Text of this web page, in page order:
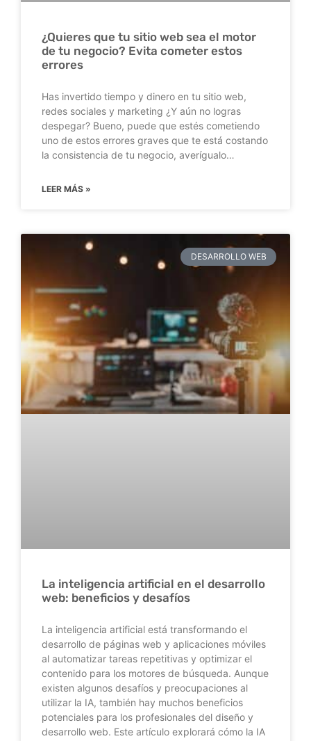
¿Quieres que tu sitio web sea el motor
de tu negocio? Evita cometer estos
errores
Has invertido tiempo y dinero en tu sitio web,
redes sociales y marketing ¿Y aún no logras
despegar? Bueno, puede que estés cometiendo
uno de estos errores graves que te está costando
la consistencia de tu negocio, averígualo…
LEER MÁS »
DESARROLLO WEB
La inteligencia artificial en el desarrollo
web: beneficios y desafíos
La inteligencia artificial está transformando el
desarrollo de páginas web y aplicaciones móviles
al automatizar tareas repetitivas y optimizar el
contenido para los motores de búsqueda. Aunque
existen algunos desafíos y preocupaciones al
utilizar la IA, también hay muchos beneficios
potenciales para los profesionales del diseño y
desarrollo web. Este artículo explorará cómo la IA